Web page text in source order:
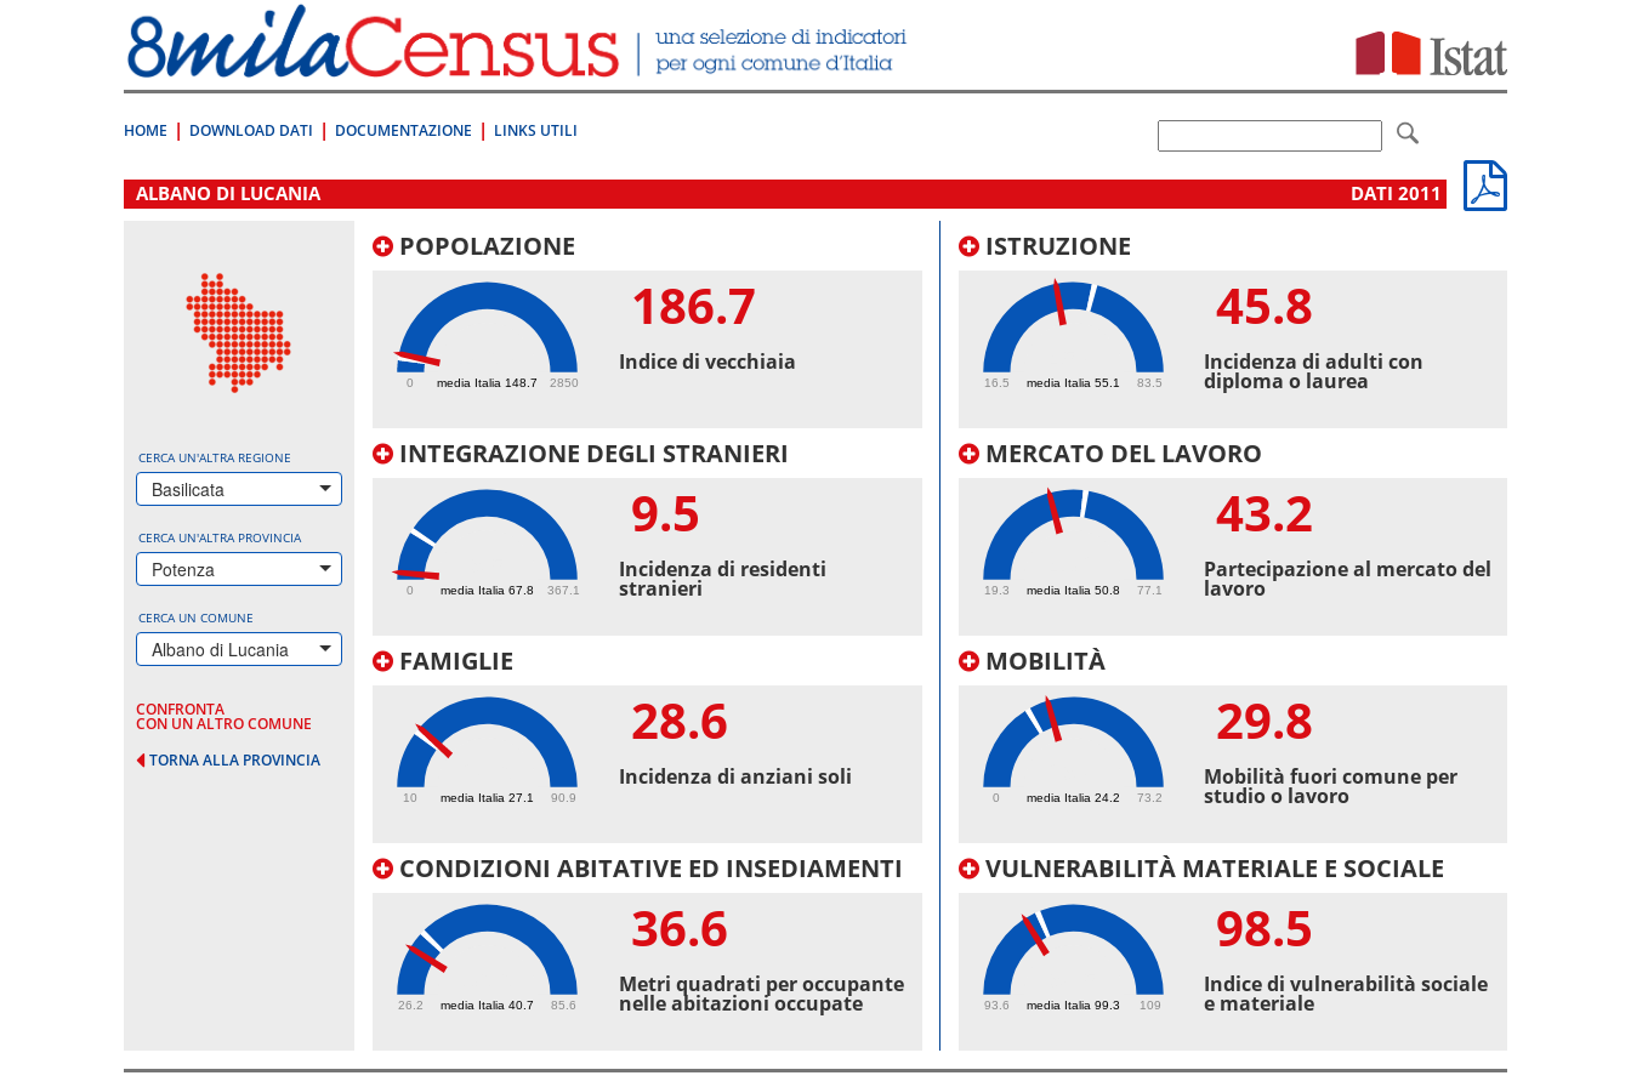
direttamente
a:
Contenuto
HOME DOWNLOAD DATI DOCUMENTAZIONE LINKS UTILI
.
ALBANO DI LUCANIA DATI 2011
CERCA UN'ALTRA REGIONE
Basilicata
CERCA UN'ALTRA PROVINCIA
Potenza
CERCA UN COMUNE
Albano di Lucania
CONFRONTA
CON UN ALTRO COMUNE
TORNA ALLA PROVINCIA
POPOLAZIONE
media Italia 148.7
0 2850
186.7
Indice di vecchiaia
INTEGRAZIONE DEGLI STRANIERI
media Italia 67.8
0 367.1
9.5
Incidenza di residenti
stranieri
FAMIGLIE
media Italia 27.1
10 90.9
28.6
Incidenza di anziani soli
CONDIZIONI ABITATIVE ED INSEDIAMENTI
media Italia 40.7
26.2 85.6
36.6
Metri quadrati per occupante
nelle abitazioni occupate
ISTRUZIONE
media Italia 55.1
16.5 83.5
45.8
Incidenza di adulti con
diploma o laurea
MERCATO DEL LAVORO
media Italia 50.8
19.3 77.1
43.2
Partecipazione al mercato del
lavoro
MOBILITÀ
media Italia 24.2
0 73.2
29.8
Mobilità fuori comune per
studio o lavoro
VULNERABILITÀ MATERIALE E SOCIALE
media Italia 99.3
93.6 109
98.5
Indice di vulnerabilità sociale
e materiale